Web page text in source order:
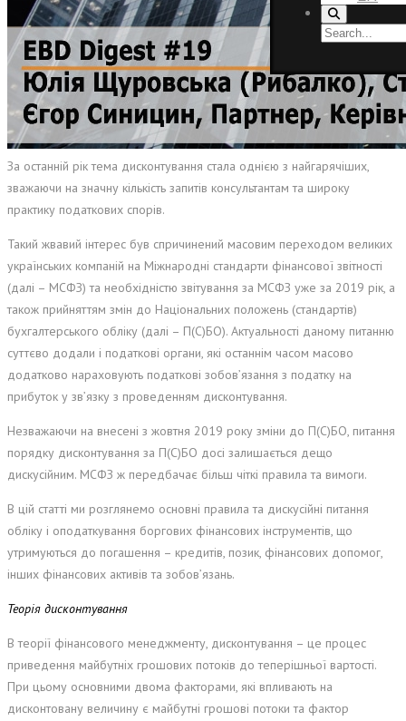
За останній рік тема дисконтування стала однією з найгарячіших,
зважаючи на значну кількість запитів консультантам та широку
практику податкових спорів.
Такий жвавий інтерес був спричинений масовим переходом великих
українських компаній на Міжнародні стандарти фінансової звітності
(далі – МСФЗ) та необхідністю звітування за МСФЗ уже за 2019 рік, а
також прийняттям змін до Національних положень (стандартів)
бухгалтерського обліку (далі – П(С)БО). Актуальності даному питанню
суттєво додали і податкові органи, які останнім часом масово
додатково нараховують податкові зобов’язання з податку на
прибуток у зв’язку з проведенням дисконтування.
Незважаючи на внесені з жовтня 2019 року зміни до П(С)БО, питання
порядку дисконтування за П(С)БО досі залишається дещо
дискусійним. МСФЗ ж передбачає більш чіткі правила та вимоги.
В цій статті ми розглянемо основні правила та дискусійні питання
обліку і оподаткування боргових фінансових інструментів, що
утримуються до погашення – кредитів, позик, фінансових допомог,
інших фінансових активів та зобов’язань.
Теорія дисконтування
В теорії фінансового менеджменту, дисконтування – це процес
приведення майбутніх грошових потоків до теперішньої вартості.
При цьому основними двома факторами, які впливають на
дисконтовану величину є майбутні грошові потоки та фактор